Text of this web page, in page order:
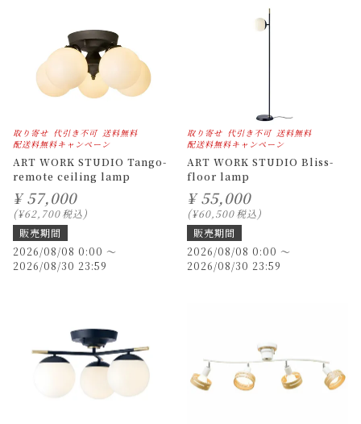
取り寄せ 代引き不可 送料無料
配送料無料キャンペーン
ART WORK STUDIO Tango-
remote ceiling lamp
¥ 57,000
¥62,700税込
販売期間
2026/08/08 0:00 〜
2026/08/30 23:59
取り寄せ 代引き不可 送料無料
配送料無料キャンペーン
ART WORK STUDIO Bliss-
floor lamp
¥ 55,000
¥60,500税込
販売期間
2026/08/08 0:00 〜
2026/08/30 23:59